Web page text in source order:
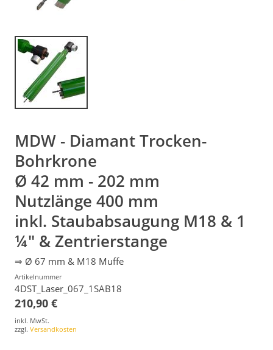
MDW - Diamant Trocken-
Bohrkrone
Ø 42 mm - 202 mm
Nutzlänge 400 mm
inkl. Staubabsaugung M18 & 1
¼" & Zentrierstange
⇒ Ø 67 mm & M18 Muffe
Artikelnummer
4DST_Laser_067_1SAB18
210,90 €
inkl. MwSt.
zzgl. Versandkosten